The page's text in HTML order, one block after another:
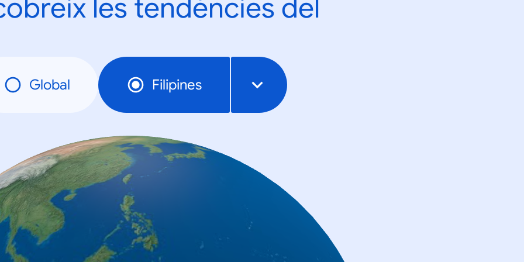
les tendències del
Global Filipines